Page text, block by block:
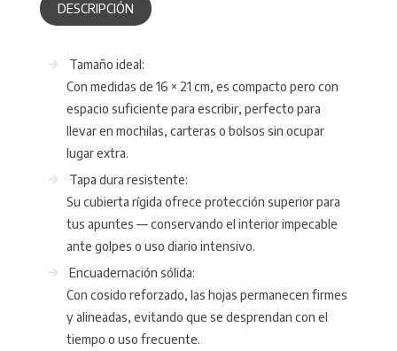
DESCRIPCIÓN
Tamaño ideal:
Con medidas de 16 × 21 cm, es compacto pero con
espacio suficiente para escribir, perfecto para
llevar en mochilas, carteras o bolsos sin ocupar
lugar extra.
Tapa dura resistente:
Su cubierta rígida ofrece protección superior para
tus apuntes — conservando el interior impecable
ante golpes o uso diario intensivo.
Encuadernación sólida:
Con cosido reforzado, las hojas permanecen firmes
y alineadas, evitando que se desprendan con el
tiempo o uso frecuente.